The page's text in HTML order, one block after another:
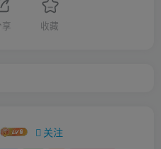
享 收藏
关注